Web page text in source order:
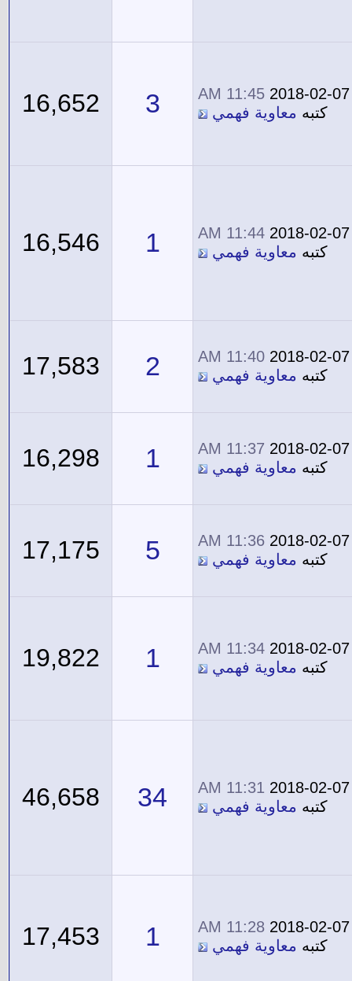
2018-02-07
11:45 AM
كتبه معاوية فهمي 3
16,652
2018-02-07
11:44 AM
كتبه معاوية فهمي 1
16,546
2018-02-07
11:40 AM
كتبه معاوية فهمي 2
17,583
2018-02-07
11:37 AM
كتبه معاوية فهمي 1
16,298
2018-02-07
11:36 AM
كتبه معاوية فهمي 5
17,175
2018-02-07
11:34 AM
كتبه معاوية فهمي 1
19,822
2018-02-07
11:31 AM
كتبه معاوية فهمي 34
46,658
2018-02-07
11:28 AM
كتبه معاوية فهمي 1
17,453